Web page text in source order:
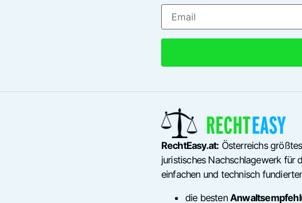
RechtEasy.at: Österreichs
juristisches Nachschlagewerk für
einfachen und technisch
die besten